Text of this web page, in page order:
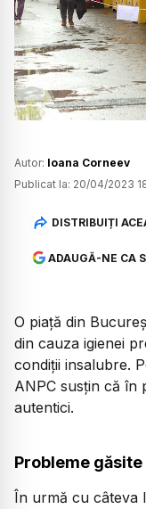
Autor: Ioana Corneev
Publicat la: 20/04/2023
DISTRIBUIȚI
ADAUGĂ-NE CA
O piață din
din cauza igienei
condiții insalubre.
ANPC susțin că în
autentici.
Probleme găsite
În urmă cu câteva